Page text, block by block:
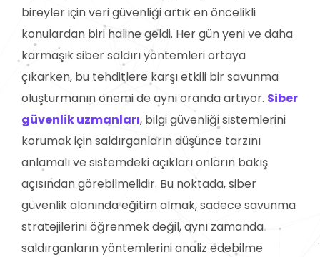
bireyler için veri güvenliği artık en öncelikli
konulardan biri haline geldi. Her gün yeni ve daha
karmaşık siber saldırı yöntemleri ortaya
çıkarken, bu tehditlere karşı etkili bir savunma
oluşturmanın önemi de aynı oranda artıyor. Siber
güvenlik uzmanları, bilgi güvenliği sistemlerini
korumak için saldırganların düşünce tarzını
anlamalı ve sistemdeki açıkları onların bakış
açısından görebilmelidir. Bu noktada, siber
güvenlik alanında eğitim almak, sadece savunma
stratejilerini öğrenmek değil, aynı zamanda
saldırganların yöntemlerini analiz edebilme